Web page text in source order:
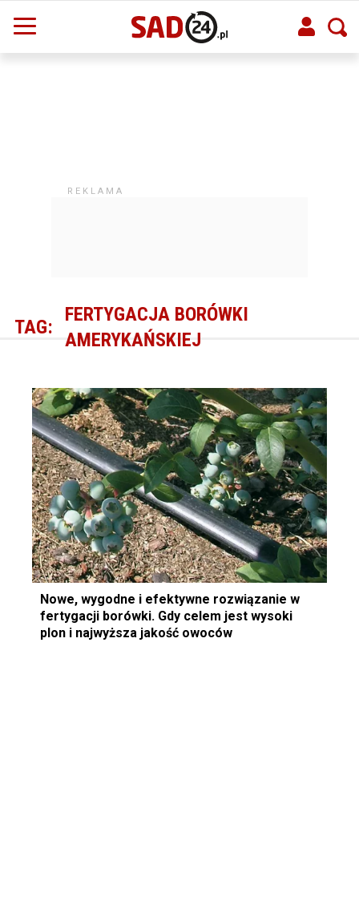
TAG:
FERTYGACJA BORÓWKI
AMERYKAŃSKIEJ
Nowe, wygodne i efektywne rozwiązanie w
fertygacji borówki. Gdy celem jest wysoki
plon i najwyższa jakość owoców